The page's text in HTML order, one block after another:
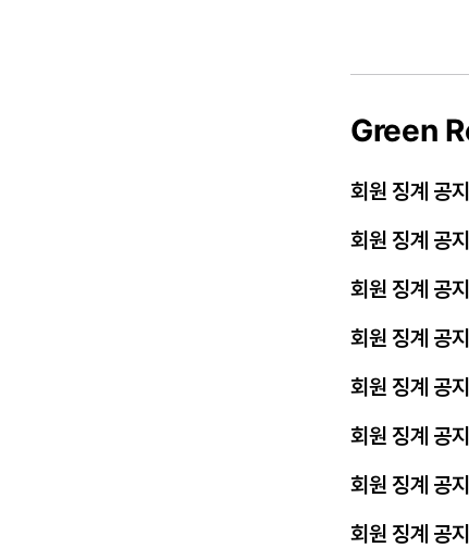
Green
회원 징계 공지
회원 징계 공지
회원 징계 공지
회원 징계 공지
회원 징계 공지
회원 징계 공지
회원 징계 공지
회원 징계 공지